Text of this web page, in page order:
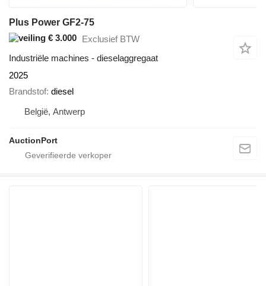
Plus Power GF2-75
€ 3.000 Exclusief BTW
Industriële machines - dieselaggregaat
2025
Brandstof diesel
België, Antwerp
AuctionPort